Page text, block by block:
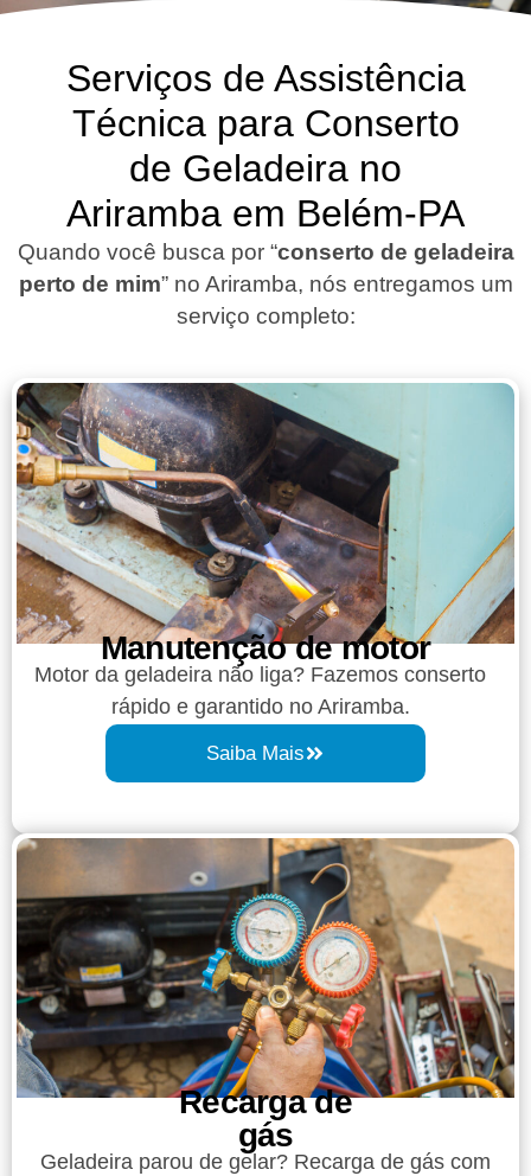
Serviços de Assistência
Técnica para Conserto
de Geladeira no
Ariramba em Belém-PA
Quando você busca por “conserto de geladeira
perto de mim” no Ariramba, nós entregamos um
serviço completo:
Manutenção de motor
Motor da geladeira não liga? Fazemos conserto
rápido e garantido no Ariramba.
Saiba Mais
Recarga de
gás
Geladeira parou de gelar? Recarga de gás com